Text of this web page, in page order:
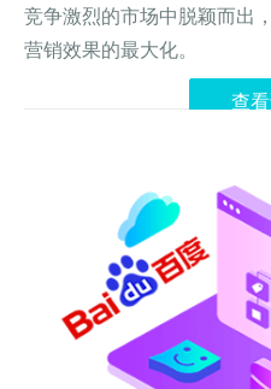
竞争激烈的市场中脱颖而出
营销效果的最大化。
查